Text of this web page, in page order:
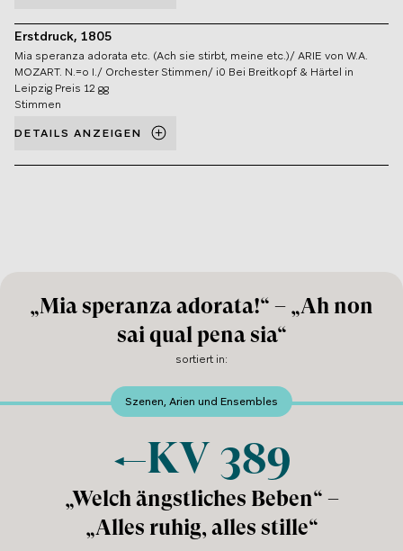
Erstdruck, 1805
Mia speranza adorata etc. (Ach sie stirbt, meine etc.)/ ARIE von W.A.
MOZART. N.=o I./ Orchester Stimmen/ i0 Bei Breitkopf & Härtel in
Leipzig Preis 12 gg
Stimmen
DETAILS ANZEIGEN
„Mia speranza adorata!“ – „Ah non
sai qual pena sia“
sortiert in:
Szenen, Arien und Ensembles
KV 389
„Welch ängstliches Beben“ –
„Alles ruhig, alles stille“